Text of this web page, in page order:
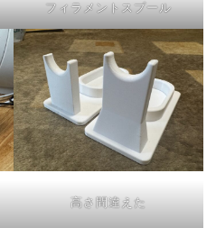
フィラメントスプール
高さ間違えた